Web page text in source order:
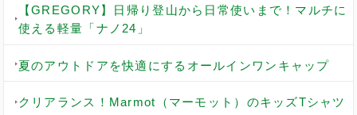
【GREGORY】日帰り登山から日常使いまで！マルチに
使える軽量「ナノ24」
夏のアウトドアを快適にするオールインワンキャップ
クリアランス！Marmot（マーモット）のキッズTシャツ